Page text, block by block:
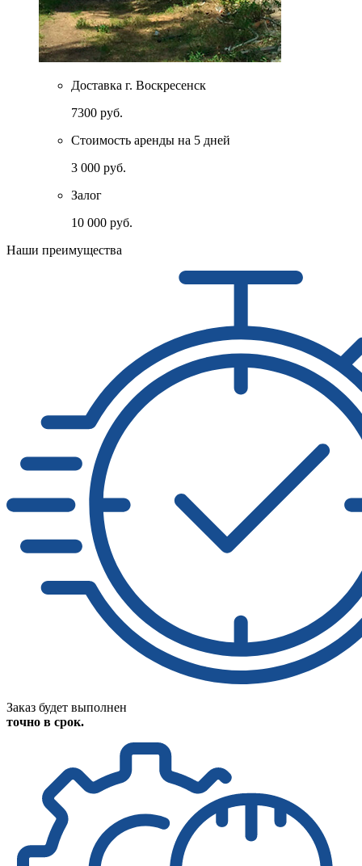
Доставка г. Воскресенск
7300 руб.
Стоимость аренды на 5 дней
3 000 руб.
Залог
10 000 руб.
Наши преимущества
Заказ будет выполнен
точно в срок.